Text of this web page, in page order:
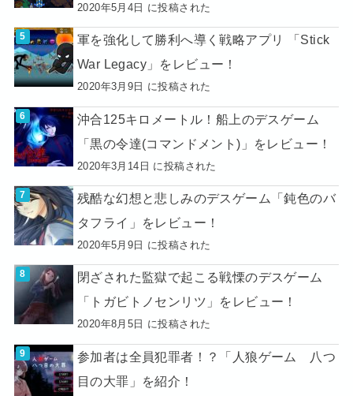
2020年5月4日 に投稿された
軍を強化して勝利へ導く戦略アプリ 「Stick
War Legacy」をレビュー！
2020年3月9日 に投稿された
沖合125キロメートル！船上のデスゲーム
「黒の令達(コマンドメント)」をレビュー！
2020年3月14日 に投稿された
残酷な幻想と悲しみのデスゲーム「鈍色のバ
タフライ」をレビュー！
2020年5月9日 に投稿された
閉ざされた監獄で起こる戦慄のデスゲーム
「トガビトノセンリツ」をレビュー！
2020年8月5日 に投稿された
参加者は全員犯罪者！？「人狼ゲーム 八つ
目の大罪」を紹介！